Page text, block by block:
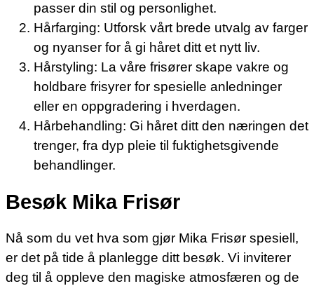
passer din stil og personlighet.
Hårfarging: Utforsk vårt brede utvalg av farger
og nyanser for å gi håret ditt et nytt liv.
Hårstyling: La våre frisører skape vakre og
holdbare frisyrer for spesielle anledninger
eller en oppgradering i hverdagen.
Hårbehandling: Gi håret ditt den næringen det
trenger, fra dyp pleie til fuktighetsgivende
behandlinger.
Besøk Mika Frisør
Nå som du vet hva som gjør Mika Frisør spesiell,
er det på tide å planlegge ditt besøk. Vi inviterer
deg til å oppleve den magiske atmosfæren og de